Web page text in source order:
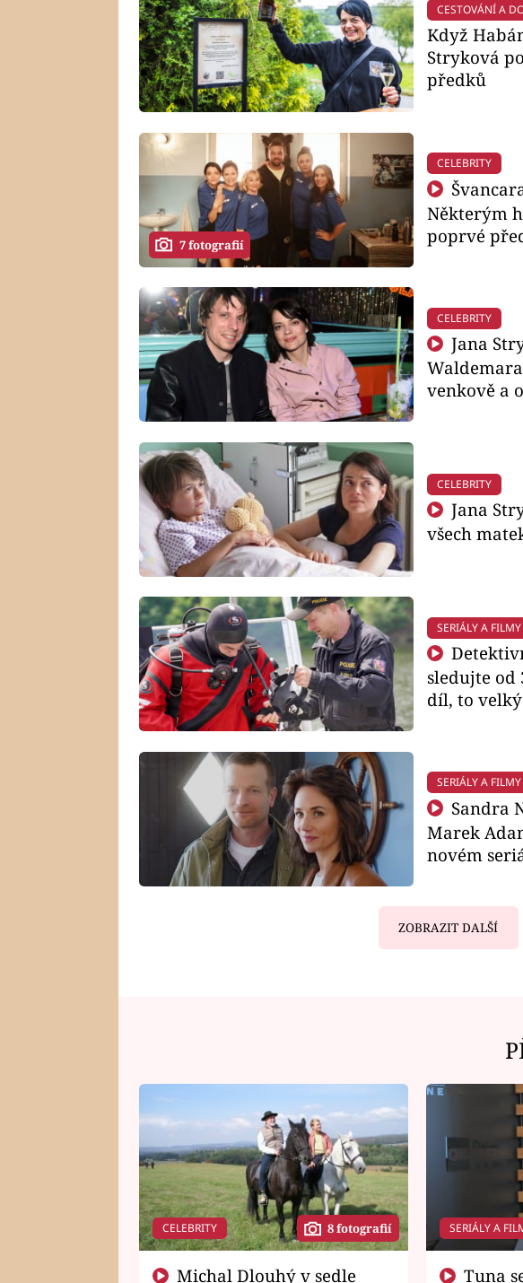
CESTOVÁNÍ A
Když
Stryková
předků
7 fotografií
CELEBRITY
Některým
poprvé
CELEBRITY
Jana
venkově a
CELEBRITY
Jana
všech
SERIÁLY A FILMY
sledujte od
díl, to
SERIÁLY A FILMY
Sandra
Marek
novém
ZOBRAZIT DALŠÍ
CELEBRITY 8 fotografií SERIÁLY A